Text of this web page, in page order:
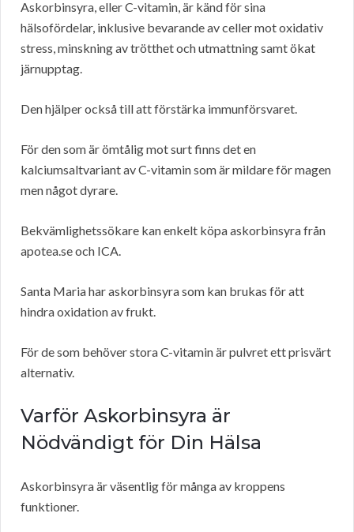
Askorbinsyra, eller C-vitamin, är känd för sina
hälsofördelar, inklusive bevarande av celler mot oxidativ
stress, minskning av trötthet och utmattning samt ökat
järnupptag.
Den hjälper också till att förstärka immunförsvaret.
För den som är ömtålig mot surt finns det en
kalciumsaltvariant av C-vitamin som är mildare för magen
men något dyrare.
Bekvämlighetssökare kan enkelt köpa askorbinsyra från
apotea.se och ICA.
Santa Maria har askorbinsyra som kan brukas för att
hindra oxidation av frukt.
För de som behöver stora C-vitamin är pulvret ett prisvärt
alternativ.
Varför Askorbinsyra är
Nödvändigt för Din Hälsa
Askorbinsyra är väsentlig för många av kroppens
funktioner.